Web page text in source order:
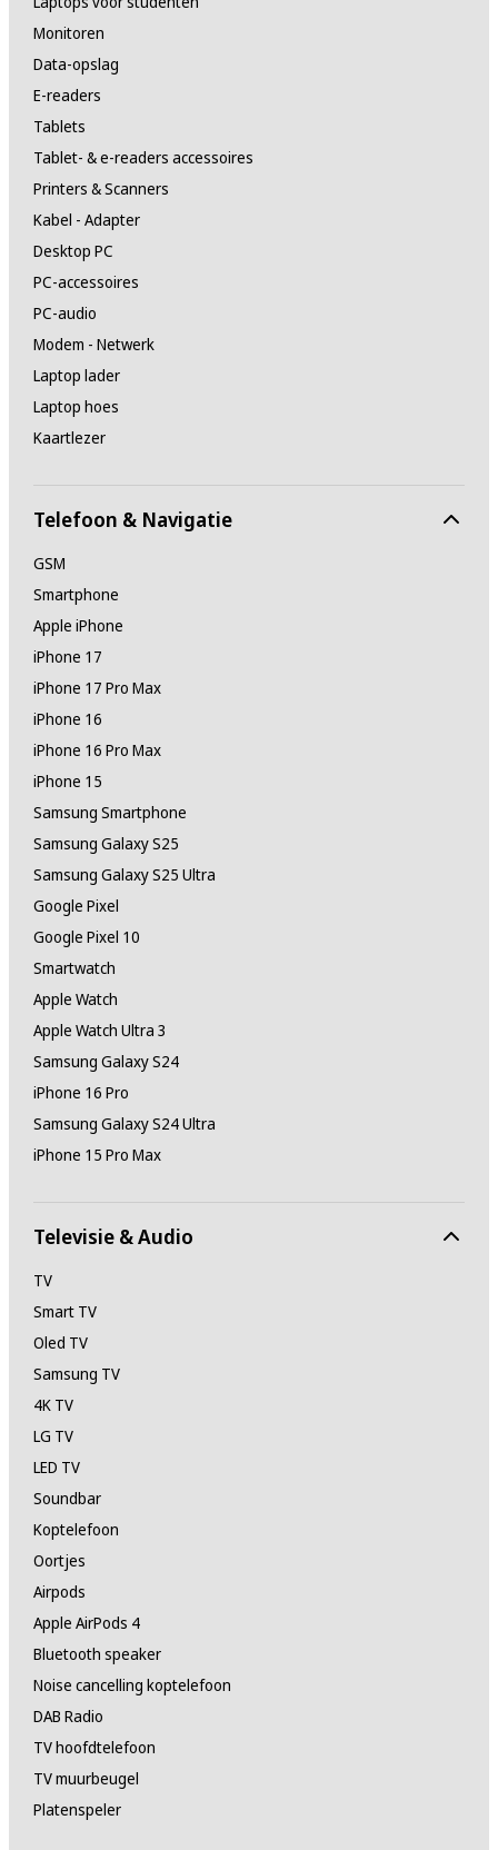
Monitoren
Data-opslag
E-readers
Tablets
Tablet- & e-readers accessoires
Printers & Scanners
Kabel - Adapter
Desktop PC
PC-accessoires
PC-audio
Modem - Netwerk
Laptop lader
Laptop hoes
Kaartlezer
Telefoon & Navigatie
GSM
Smartphone
Apple iPhone
iPhone 17
iPhone 17 Pro Max
iPhone 16
iPhone 16 Pro Max
iPhone 15
Samsung Smartphone
Samsung Galaxy S25
Samsung Galaxy S25 Ultra
Google Pixel
Google Pixel 10
Smartwatch
Apple Watch
Apple Watch Ultra 3
Samsung Galaxy S24
iPhone 16 Pro
Samsung Galaxy S24 Ultra
iPhone 15 Pro Max
Televisie & Audio
TV
Smart TV
Oled TV
Samsung TV
4K TV
LG TV
LED TV
Soundbar
Koptelefoon
Oortjes
Airpods
Apple AirPods 4
Bluetooth speaker
Noise cancelling koptelefoon
DAB Radio
TV hoofdtelefoon
TV muurbeugel
Platenspeler